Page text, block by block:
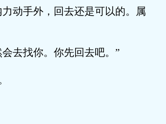
动手外，回去还是可以的。属
去找你。你先回去吧。”